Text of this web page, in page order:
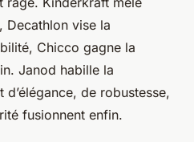
Decathlon vise la
Chicco gagne la
Janod habille la
de robustesse,
fusionnent enfin.